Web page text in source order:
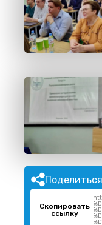
Поделиться
Скопировать
ссылку